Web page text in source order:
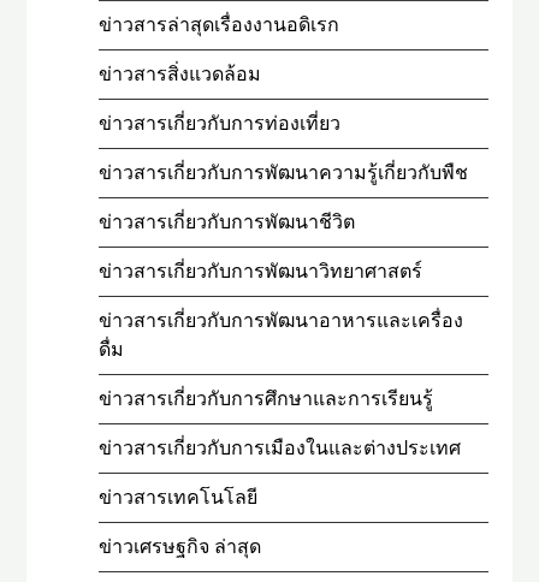
ข่าวสารล่าสุดเรื่องงานอดิเรก
ข่าวสารสิ่งแวดล้อม
ข่าวสารเกี่ยวกับการท่องเที่ยว
ข่าวสารเกี่ยวกับการพัฒนาความรู้เกี่ยวกับพืช
ข่าวสารเกี่ยวกับการพัฒนาชีวิต
ข่าวสารเกี่ยวกับการพัฒนาวิทยาศาสตร์
ข่าวสารเกี่ยวกับการพัฒนาอาหารและเครื่อง
ดื่ม
ข่าวสารเกี่ยวกับการศึกษาและการเรียนรู้
ข่าวสารเกี่ยวกับการเมืองในและต่างประเทศ
ข่าวสารเทคโนโลยี
ข่าวเศรษฐกิจ ล่าสุด